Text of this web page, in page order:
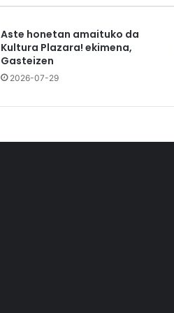
Aste honetan amaituko da
Kultura Plazara! ekimena,
Gasteizen
2026-07-29